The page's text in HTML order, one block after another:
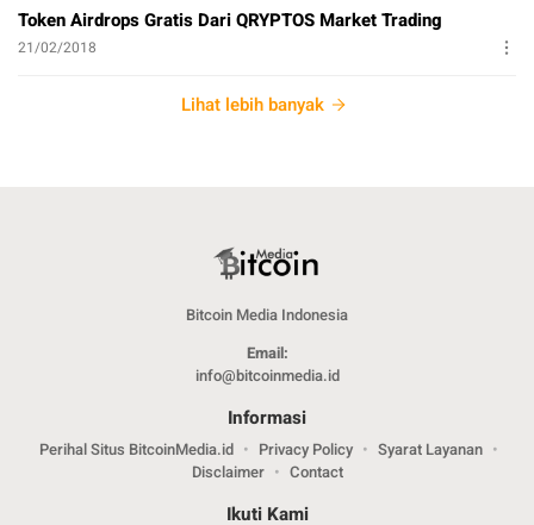
Token Airdrops Gratis Dari QRYPTOS Market Trading
21/02/2018
Lihat lebih banyak
Bitcoin Media Indonesia
Email:
info@bitcoinmedia.id
Informasi
Perihal Situs BitcoinMedia.id Privacy Policy
Syarat Layanan
Disclaimer
Contact
Ikuti Kami